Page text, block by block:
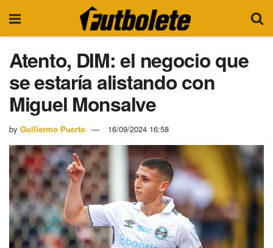
Atento, DIM: el negocio que
se estaría alistando con
Miguel Monsalve
by Guillermo Puerto 16/09/2024 16:58